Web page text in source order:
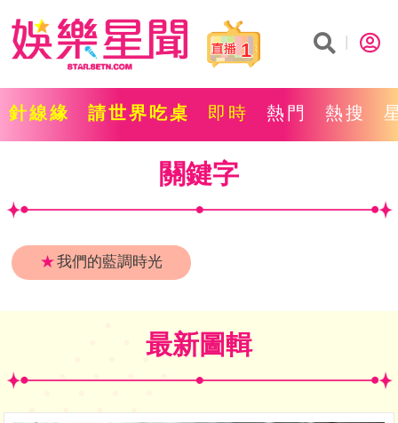
1
針線緣 請世界吃桌 即時 熱門 熱搜
關鍵字
★我們的藍調時光
最新圖輯